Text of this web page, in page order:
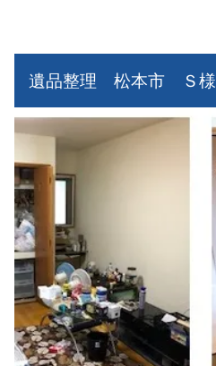
遺品整理 松本市 Ｓ様